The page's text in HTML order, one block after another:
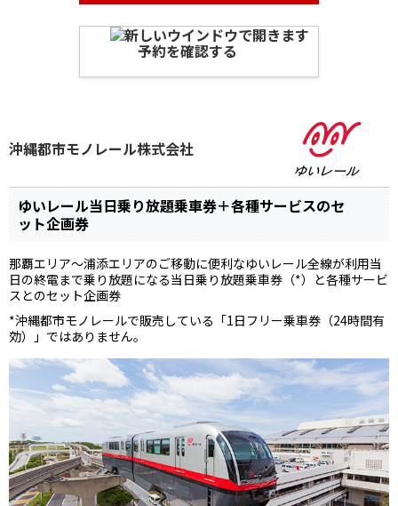
予約を確認する
沖縄都市モノレール株式会社
ゆいレール当日乗り放題乗車券＋各種サービスのセ
ット企画券
那覇エリア～浦添エリアのご移動に便利なゆいレール全線が利用当
日の終電まで乗り放題になる当日乗り放題乗車券（*）と各種サービ
スとのセット企画券
*沖縄都市モノレールで販売している「1日フリー乗車券（24時間有
効）」ではありません。